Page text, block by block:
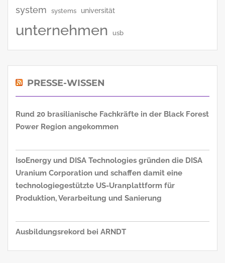
system systems universität
unternehmen usb
PRESSE-WISSEN
Rund 20 brasilianische Fachkräfte in der Black Forest
Power Region angekommen
IsoEnergy und DISA Technologies gründen die DISA
Uranium Corporation und schaffen damit eine
technologiegestützte US-Uranplattform für
Produktion, Verarbeitung und Sanierung
Ausbildungsrekord bei ARNDT